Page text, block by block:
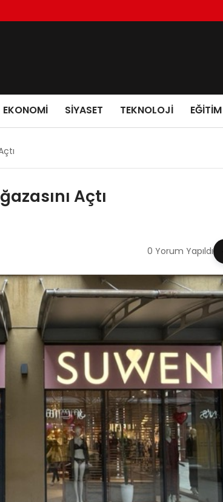
EKONOMI SIYASET TEKNOLOJI EĞITIM
Açtı
0 Yorum Yapıldı